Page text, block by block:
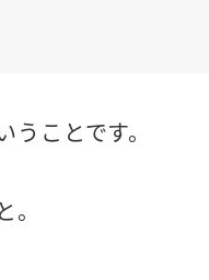
ことです。